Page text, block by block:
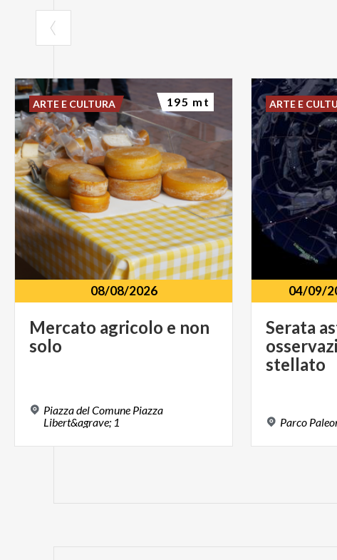
08/08/2026
Mercato agricolo e non
solo
Piazza del Comune Piazza
Libert&agrave; 1
ARTE E CULTURA 195 mt
04/09/
Serata
stellato
Parco
ARTE E